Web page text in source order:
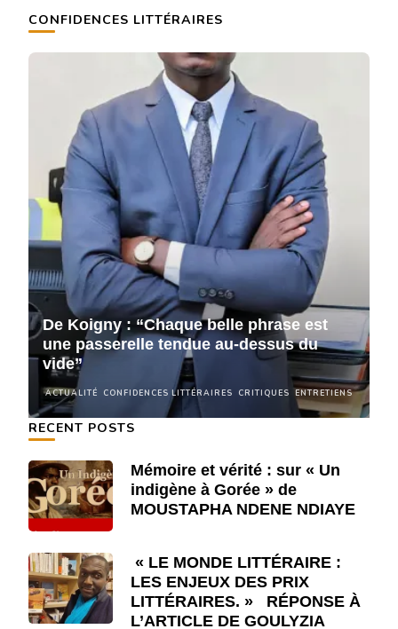
CONFIDENCES LITTÉRAIRES
ACTUALITÉ CONFIDENCES LITTÉRAIRES CRITIQUES ENTRETIENS
De Koigny : “Chaque belle phrase est
une passerelle tendue au-dessus du
vide”
RECENT POSTS
Mémoire et vérité : sur « Un
indigène à Gorée » de
MOUSTAPHA NDENE NDIAYE
« LE MONDE LITTÉRAIRE :
LES ENJEUX DES PRIX
LITTÉRAIRES. » RÉPONSE À
L’ARTICLE DE GOULYZIA